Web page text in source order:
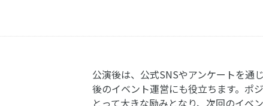
公演後は、公式SNSやアンケートを通
後のイベント運営にも役立ちます。ポ
とって大きな励みとなり、次回のイベ